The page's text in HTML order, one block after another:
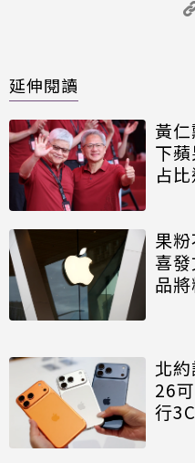
延伸閱讀
黃
下
占
果
喜
品
北
26
行